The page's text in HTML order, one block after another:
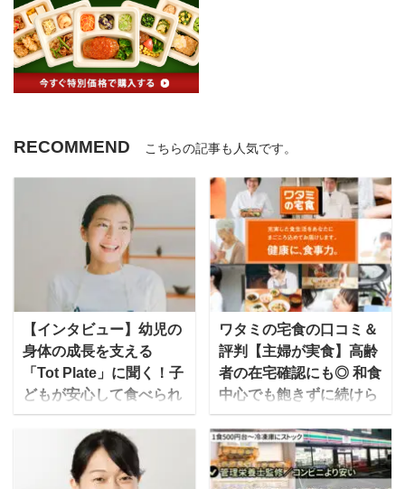
RECOMMEND こちらの記事も人気です。
【インタビュー】幼児の
身体の成長を支える
「Tot Plate」に聞く！子
どもが安心して食べられ
る食事とは？
今回、「幼児」が安心し
てたべられるための冷凍
ワタミの宅食の口コミ＆
評判【主婦が実食】高齢
者の在宅確認にも◎ 和食
中心でも飽きずに続けら
れる味なのか？
テレビCMでもお馴染み
のワタミの宅食は、介護